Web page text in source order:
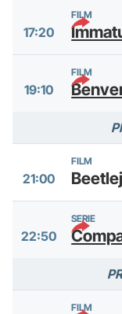
FILM
17:20
FILM
19:10
FILM
21:00
SERIE
22:50
FILM